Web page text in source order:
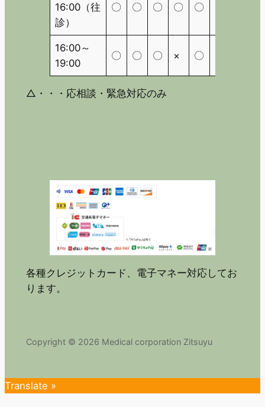
16:00（往
診）
〇 〇 〇 〇 〇
16:00～
19:00
〇 〇 〇 × 〇
△・・・応相談・緊急対応のみ
各種クレジットカード、電子マネー対応してお
ります。
Copyright © 2026 Medical corporation Zitsuyu
Translate »